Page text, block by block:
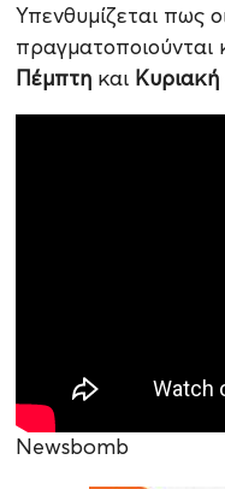
Υπενθυμίζεται πως
πραγματοποιούνται
Πέμπτηκαι Κυριακή
Newsbomb